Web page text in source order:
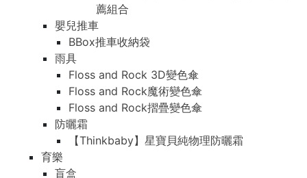
薦組合
嬰兒推車
BBox推車收納袋
雨具
Floss and Rock 3D變色傘
Floss and Rock魔術變色傘
Floss and Rock摺疊變色傘
防曬霜
【Thinkbaby】星寶貝純物理防曬霜
育樂
盲盒